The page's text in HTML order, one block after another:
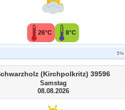
26°C 8°C
5%
(Kirchpolkritz) 39596
Samstag
08.08.2026